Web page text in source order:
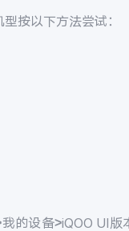
按以下方法尝试：
我的设备>iQOO UI版